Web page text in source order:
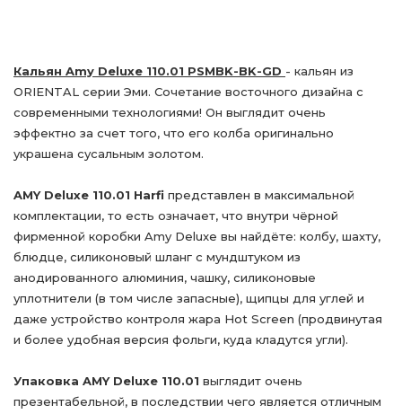
Кальян Amy Deluxe 110.01 PSMBK-BK-GD - кальян из
ORIENTAL серии Эми. Сочетание восточного дизайна с
современными технологиями! Он выглядит очень
эффектно за счет того, что его колба оригинально
украшена сусальным золотом.
AMY Deluxe 110.01 Harfi представлен в максимальной
комплектации, то есть означает, что внутри чёрной
фирменной коробки Amy Deluxe вы найдёте: колбу, шахту,
блюдце, силиконовый шланг с мундштуком из
анодированного алюминия, чашку, силиконовые
уплотнители (в том числе запасные), щипцы для углей и
даже устройство контроля жара Hot Screen (продвинутая
и более удобная версия фольги, куда кладутся угли).
Упаковка AMY Deluxe 110.01 выглядит очень
презентабельной, в последствии чего является отличным